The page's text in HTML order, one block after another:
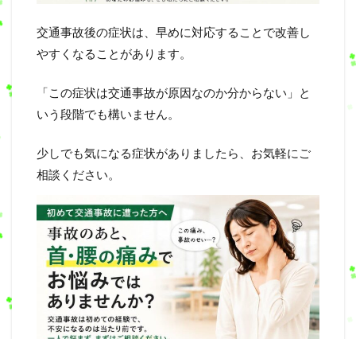
交通事故後の症状は、早めに対応することで改善し
やすくなることがあります。
「この症状は交通事故が原因なのか分からない」と
いう段階でも構いません。
少しでも気になる症状がありましたら、お気軽にご
相談ください。